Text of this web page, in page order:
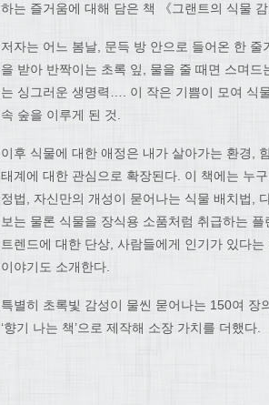
하는 즐거움에 대해 담은 책 《그랜트의 식물
저자는 어느 봄날, 문득 방 안으로 들어온 한
을 받아 반짝이는 초록 잎, 물을 줄 때면 스며
는 싱그러운 생명력…. 이 작은 기쁨이 모여 식
속 숲을 이루게 된 것.
이후 식물에 대한 애정은 내가 살아가는 환경,
태계에 대한 관심으로 확장된다. 이 책에는 누
정법, 자신만의 개성이 묻어나는 식물 배치법,
보는 물론 식물을 장식용 소품처럼 취급하는
트렌드에 대한 단상, 사람들에게 인기가 있다
이야기도 소개한다.
특별히 초록빛 감성이 물씬 묻어나는 150여
‘향기 나는 책’으로 제작해 소장 가치를 더했다.